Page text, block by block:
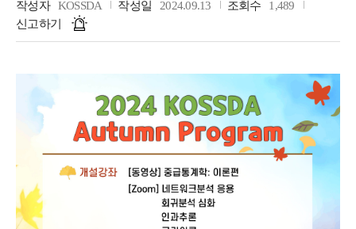
작성자 KOSSDA 작성일 2024.09.13 조회수
1,489
신고하기